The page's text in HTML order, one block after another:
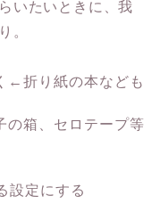
いたいときに、我
。
←折り紙の本なども
の箱、セロテープ等
設定にする